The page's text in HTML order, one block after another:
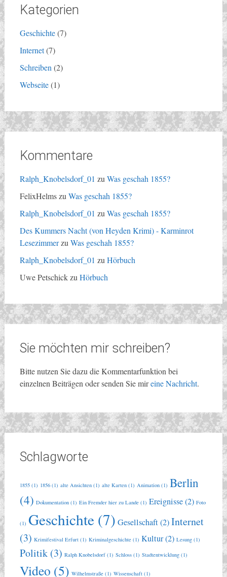
Kategorien
Geschichte(7)
Internet(7)
Schreiben (2)
Webseite(1)
Kommentare
Ralph_Knobelsdorf_01 zu Was geschah 1855?
FelixHelmszu Was geschah 1855?
Ralph_Knobelsdorf_01 zu Was geschah 1855?
Des Kummers Nacht (von Heyden Krimi) - Karminrot
Lesezimmerzu Was geschah 1855?
Ralph_Knobelsdorf_01 zu Hörbuch
Uwe Petschickzu Hörbuch
Sie möchten mir schreiben?
Bitte nutzen Sie dazu die Kommentarfunktion bei
einzelnen Beiträgen oder senden Sie mireine Nachricht.
Schlagworte
1855(1) 1856(1) alte Ansichten(1) alte Karten(1) Animation(1) Berlin
(4) Dokumentation(1) Ein Fremder hier zu Lande(1) Ereignisse(2) Foto
(1) Geschichte(7) Gesellschaft(2)Internet
(3) Krimifestival Erfurt(1) Kriminalgeschichte(1) Kultur(2) Lesung(1)
Politik(3) Ralph Knobelsdorf(1) Schloss(1) Stadtentwicklung(1)
Video (5) Wilhelmstraße(1) Wissenschaft(1)